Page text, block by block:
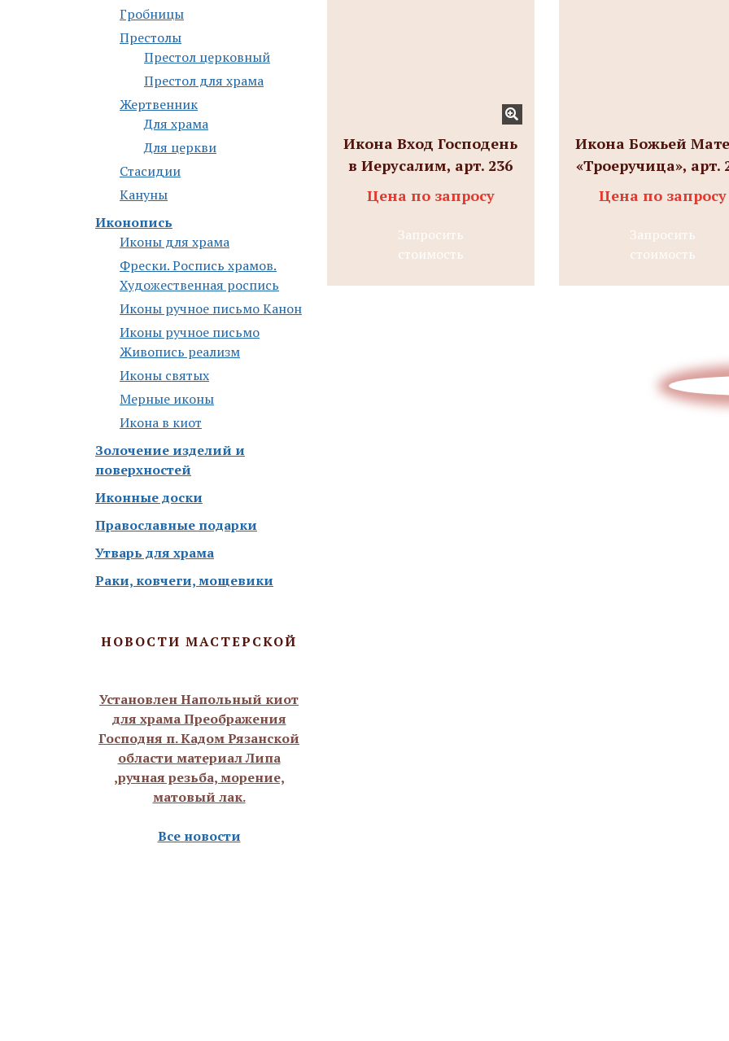
Гробницы
Престолы
Престол церковный
Престол для храма
Жертвенник
Для храма
Для церкви
Стасидии
Кануны
Иконопись
Иконы для храма
Фрески. Роспись храмов.
Художественная роспись
Иконы ручное письмо Канон
Иконы ручное письмо
Живопись реализм
Иконы святых
Мерные иконы
Икона в киот
Золочение изделий и
поверхностей
Иконные доски
Православные подарки
Утварь для храма
Раки, ковчеги, мощевики
НОВОСТИ МАСТЕРСКОЙ
Установлен Напольный киот
для храма Преображения
Господня п. Кадом Рязанской
области материал Липа
,ручная резьба, морение,
матовый лак.
Все новости
Икона Вход Господень
в Иерусалим, арт. 236
Цена по запросу
Запросить
стоимость
Икона Божьей
«Троеручица», арт.
Цена по запросу
Запросить
стоимость
Отправьте эскиз/схему/проект